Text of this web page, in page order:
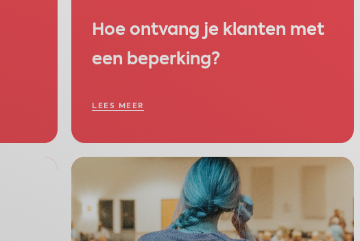
Hoe ontvang je klanten met
een beperking?
LEES MEER